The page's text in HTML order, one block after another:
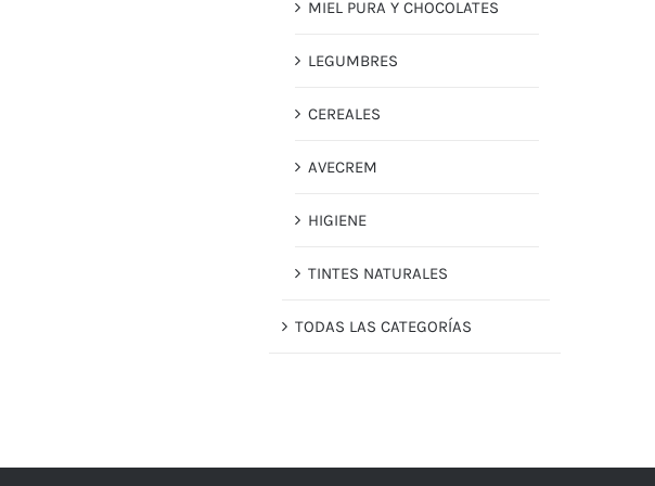
MIEL PURA Y CHOCOLATES
LEGUMBRES
CEREALES
AVECREM
HIGIENE
TINTES NATURALES
TODAS LAS CATEGORÍAS